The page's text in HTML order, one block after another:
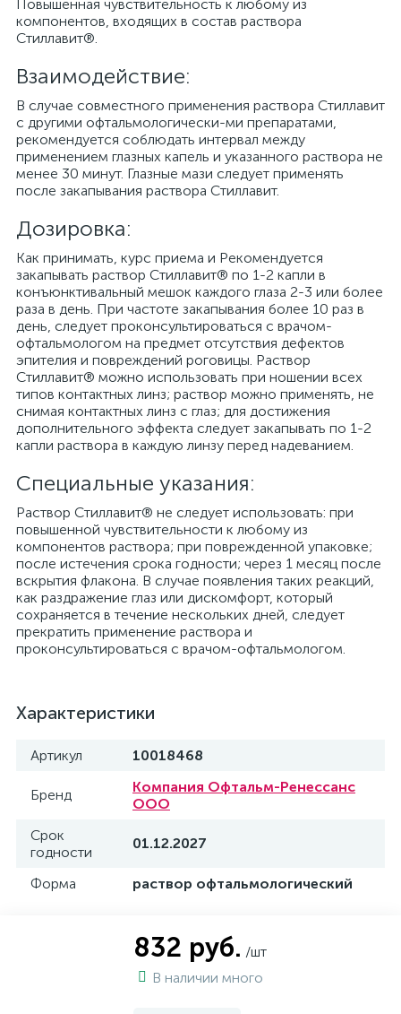
Повышенная чувствительность к любому из
компонентов, входящих в состав раствора
Стиллавит®.
Взаимодействие:
В случае совместного применения раствора Стиллавит
с другими офтальмологически-ми препаратами,
рекомендуется соблюдать интервал между
применением глазных капель и указанного раствора не
менее 30 минут. Глазные мази следует применять
после закапывания раствора Стиллавит.
Дозировка:
Как принимать, курс приема и Рекомендуется
закапывать раствор Стиллавит® по 1-2 капли в
конъюнктивальный мешок каждого глаза 2-3 или более
раза в день. При частоте закапывания более 10 раз в
день, следует проконсультироваться с врачом-
офтальмологом на предмет отсутствия дефектов
эпителия и повреждений роговицы. Раствор
Стиллавит® можно использовать при ношении всех
типов контактных линз; раствор можно применять, не
снимая контактных линз с глаз; для достижения
дополнительного эффекта следует закапывать по 1-2
капли раствора в каждую линзу перед надеванием.
Специальные указания:
Раствор Стиллавит® не следует использовать: при
повышенной чувствительности к любому из
компонентов раствора; при поврежденной упаковке;
после истечения срока годности; через 1 месяц после
вскрытия флакона. В случае появления таких реакций,
как раздражение глаз или дискомфорт, который
сохраняется в течение нескольких дней, следует
прекратить применение раствора и
проконсультироваться с врачом-офтальмологом.
Характеристики
Артикул 10018468
Бренд
Компания Офтальм-Ренессанс
ООО
Срок
годности
01.12.2027
Форма раствор офтальмологический
832 руб. /шт
В наличии много